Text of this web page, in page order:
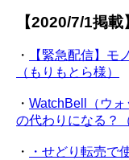
【2020/7/1掲載
・
【緊急配信】モ
（もりもとら様）
・ WatchBell（ウ
の代わりになる？
・
・せどり転売で